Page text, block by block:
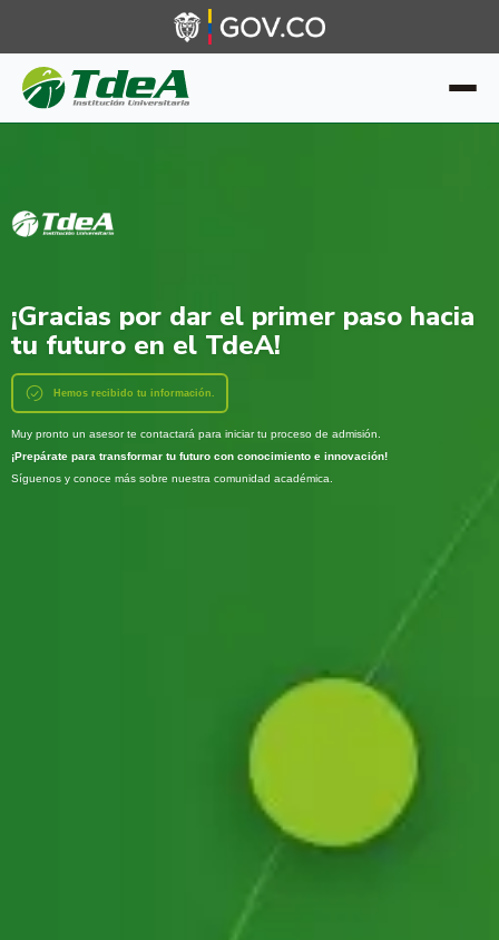
¡Gracias por dar el primer paso hacia
tu futuro en el TdeA!
Hemos recibido tu información.
Muy pronto un asesor te contactará para iniciar tu proceso de admisión.
¡Prepárate para transformar tu futuro con conocimiento e innovación!
Síguenos y conoce más sobre nuestra comunidad académica.